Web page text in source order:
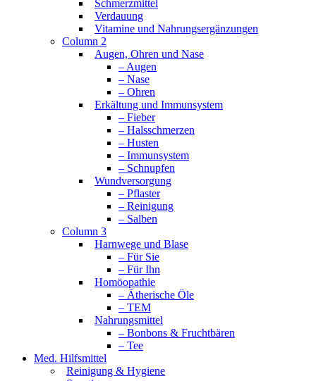
Schmerzmittel
Verdauung
Vitamine und Nahrungsergänzungen
Column 2
Augen, Ohren und Nase
– Augen
– Nase
– Ohren
Erkältung und Immunsystem
– Fieber
– Halsschmerzen
– Husten
– Immunsystem
– Schnupfen
Wundversorgung
– Pflaster
– Reinigung
– Salben
Column 3
Harnwege und Blase
– Für Sie
– Für Ihn
Homöopathie
– Ätherische Öle
– TEM
Nahrungsmittel
– Bonbons & Fruchtbären
– Tee
Med. Hilfsmittel
Reinigung & Hygiene